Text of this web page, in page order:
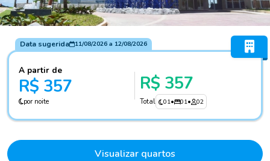
Data sugerida 11/08/2026a 12/08/2026
A partir de
R$ 357
por noite
R$ 357
Total 01• 01• 02
Visualizar quartos